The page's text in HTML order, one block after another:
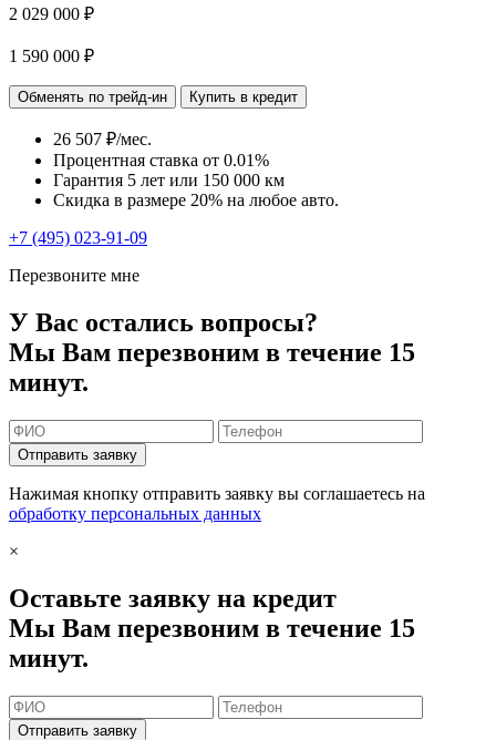
2 029 000 ₽
1 590 000 ₽
Обменять по трейд-ин Купить в кредит
26 507 ₽/мес.
Процентная ставка от 0.01%
Гарантия 5 лет или 150 000 км
Скидка в размере 20% на любое авто.
+7 (495) 023-91-09
Перезвоните мне
У Вас остались вопросы?
Мы Вам перезвоним в течение 15
минут.
Отправить заявку
Нажимая кнопку отправить заявку вы соглашаетесь на
обработку персональных данных
×
Оставьте заявку на кредит
Мы Вам перезвоним в течение 15
минут.
Отправить заявку